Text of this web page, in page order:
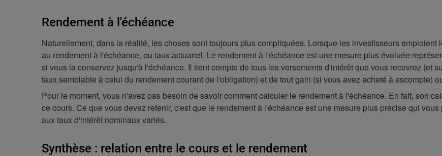
Rendement à l'échéance
Naturellement, dans la réalité, les choses sont toujours plus compliquées. Lorsque les investisseurs
au rendement à l'échéance, ou taux actuariel. Le rendement à l'échéance est une mesure plus évoluée
si vous la conservez jusqu'à l'échéance. Il tient compte de tous les versements d'intérêt que vous recevrez (et
taux semblable à celui du rendement courant de l'obligation) et de tout gain (si vous avez acheté à escompte)
Pour le moment, vous n'avez pas besoin de savoir comment calculer le rendement à l'échéance. En fait, son
ce cours. Ce que vous devez retenir, c'est que le rendement à l'échéance est une mesure plus précise qui
aux taux d'intérêt nominaux variés.
Synthèse : relation entre le cours et le rendement